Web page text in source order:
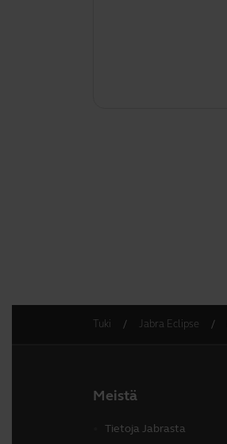
Tuki Jabra Eclipse
Meistä
Tietoja Jabrasta